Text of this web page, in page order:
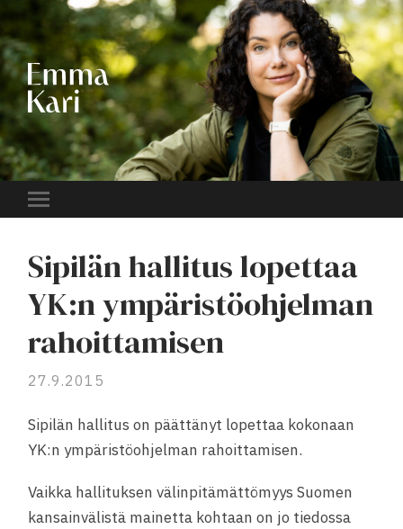
EMMA
KARI
Toggle
Sipilän hallitus lopettaa
YK:n ympäristöohjelman
rahoittamisen
27.9.2015
Sipilän hallitus on päättänyt lopettaa kokonaan
YK:n ympäristöohjelman rahoittamisen.
Vaikka hallituksen välinpitämättömyys Suomen
kansainvälistä mainetta kohtaan on jo tiedossa